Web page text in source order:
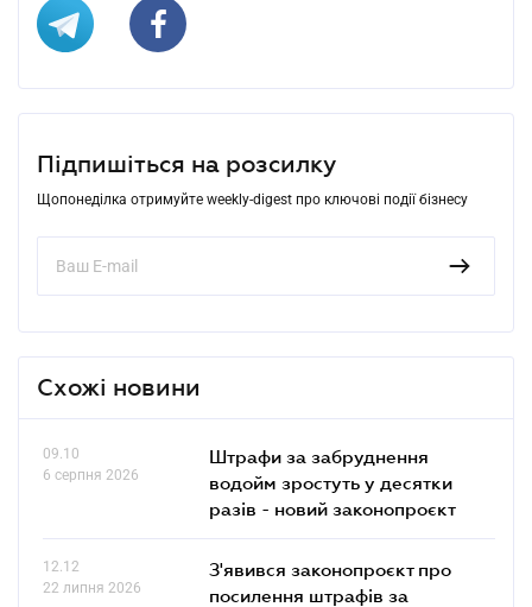
Підпишіться на розсилку
Щопонеділка отримуйте weekly-digest про ключові події бізнесу
Схожі новини
09.10
6 серпня 2026
Штрафи за забруднення
водойм зростуть у десятки
разів - новий законопроєкт
12.12
22 липня 2026
З'явився законопроєкт про
посилення штрафів за